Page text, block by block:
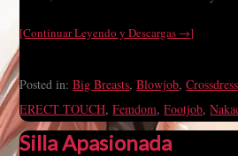
[Continuar Leyendo y Descargas →]
Posted in:Big Breasts,Blowjob,
ERECT TOUCH,Femdom,Footjob,
Silla Apasionada